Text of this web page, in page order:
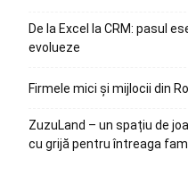
De la Excel la CRM: pasul
evolueze
Firmele mici și mijlocii din
ZuzuLand – un spațiu de
cu grijă pentru întreaga